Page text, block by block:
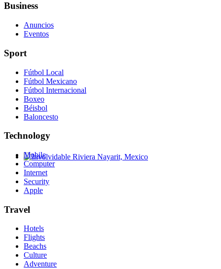
Involvidable Riviera Nayarit, Mexico
Business
Anuncios
Eventos
Sport
Fútbol Local
Fútbol Mexicano
Fútbol Internacional
Boxeo
Béisbol
Baloncesto
Technology
Mobile
Computer
Internet
Security
Apple
Travel
Hotels
Flights
Beachs
Culture
Adventure